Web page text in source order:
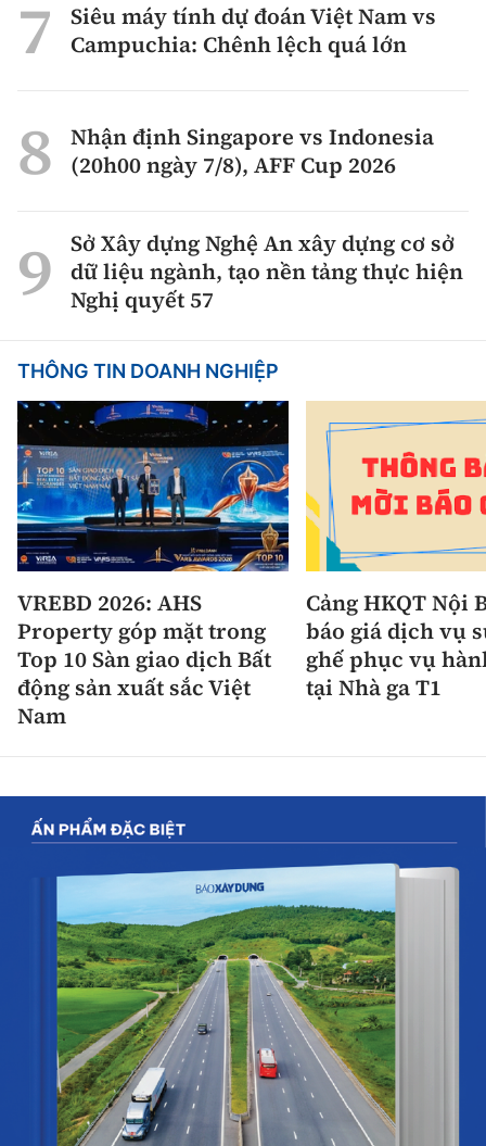
Siêu máy tính dự đoán Việt Nam vs
Campuchia: Chênh lệch quá lớn
Nhận định Singapore vs Indonesia
(20h00 ngày 7/8), AFF Cup 2026
Sở Xây dựng Nghệ An xây dựng cơ sở
dữ liệu ngành, tạo nền tảng thực hiện
Nghị quyết 57
THÔNG TIN DOANH NGHIỆP
VREBD 2026: AHS
Property góp mặt trong
Top 10 Sàn giao dịch Bất
động sản xuất sắc Việt
Nam
Cảng HKQT Nội
báo giá dịch vụ
ghế phục vụ
tại Nhà ga T1